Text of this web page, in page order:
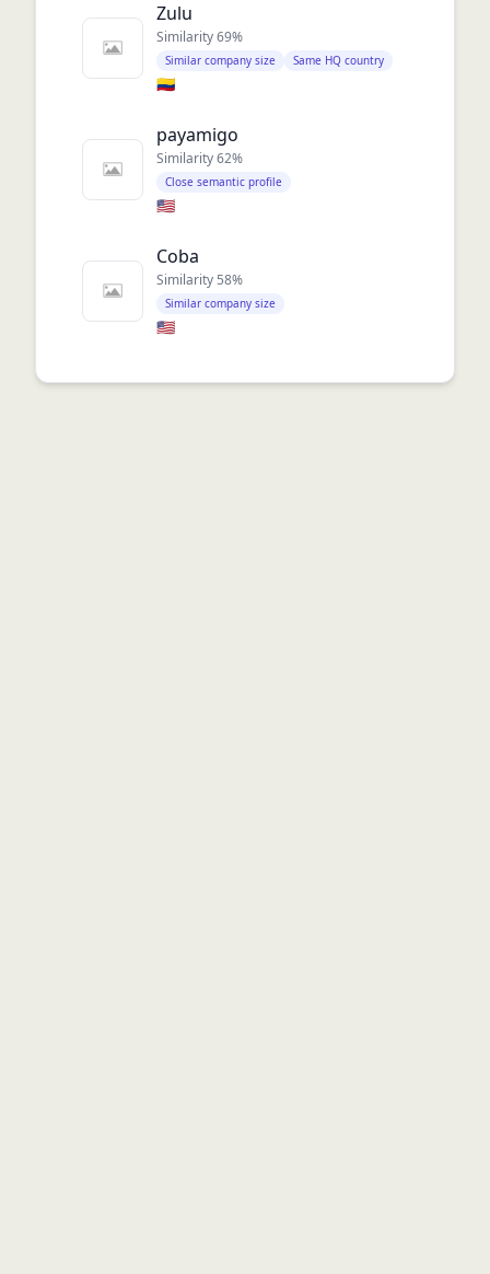
Zulu
Similarity69%
Similar company size Same HQ country
🇨🇴
payamigo
Similarity62%
Close semantic profile
🇺🇸
Coba
Similarity 58%
Similar company size
🇺🇸